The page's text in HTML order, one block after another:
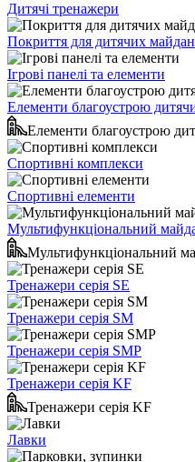
Дитячі тренажери
Покриття для дитячих
Ігрові панелі та елементи
Елементи благоустрою
Елементи благоустрою
Спортивні комплекси
Спортивні елементи
Мультифункціональний
Мультифункціональний
Тренажери серія SE
Тренажери серія SM
Тренажери серія SMP
Тренажери серія KF
Тренажери серія KF
Лавки